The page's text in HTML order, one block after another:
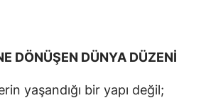
DÖNÜŞEN DÜNYA DÜZENİ
yaşandığı bir yapı değil;